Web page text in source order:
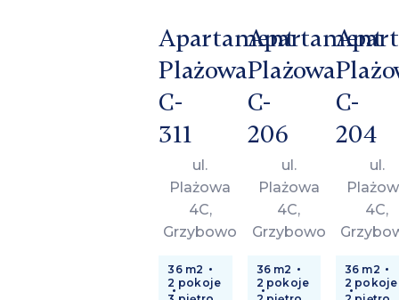
Apartament
Plażowa
C-
311
ul.
Plażowa
4C,
Grzybowo
36 m2
2 pokoje
Apartament
Plażowa
C-
206
ul.
Plażowa
4C,
Grzybowo
36 m2
2 pokoje
C-
204
ul.
4C,
36 m2
2 pokoje